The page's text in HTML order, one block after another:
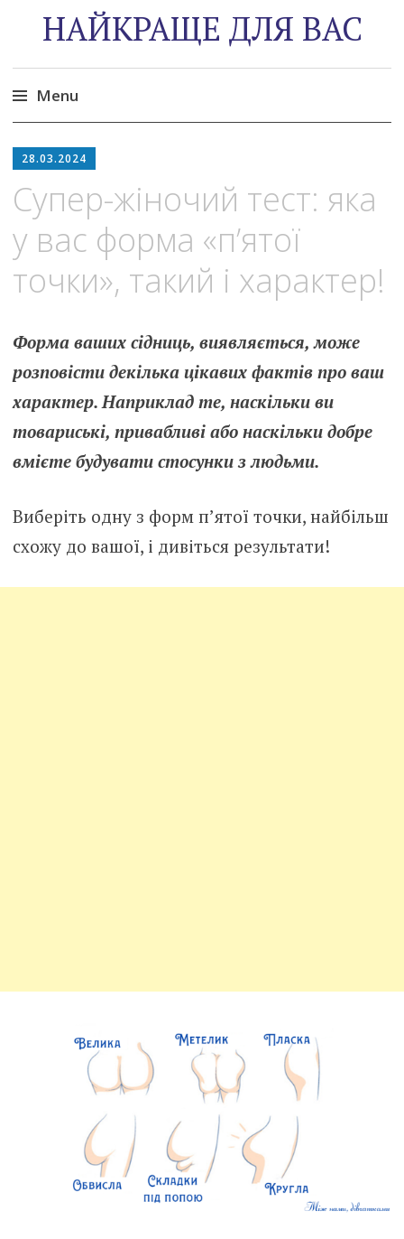
НАЙКРАЩЕ ДЛЯ ВАС
Menu
to
28.03.2024
Супер-жіночий тест: яка
у вас форма «п’ятої
точки», такий і характер!
Форма ваших сідниць, виявляється, може
розповісти декілька цікавих фактів про ваш
характер. Наприклад те, наскільки ви
товариські, привабливі або наскільки добре
вмієте будувати стосунки з людьми.
Виберіть одну з форм п’ятої точки, найбільш
схожу до вашої, і дивіться результати!